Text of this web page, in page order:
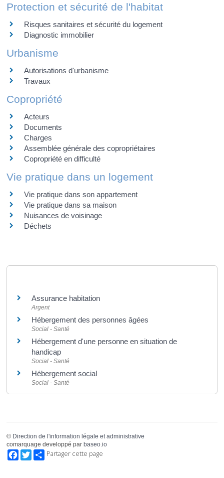
Protection et sécurité de l'habitat
Risques sanitaires et sécurité du logement
Diagnostic immobilier
Urbanisme
Autorisations d'urbanisme
Travaux
Copropriété
Acteurs
Documents
Charges
Assemblée générale des copropriétaires
Copropriété en difficulté
Vie pratique dans un logement
Vie pratique dans son appartement
Vie pratique dans sa maison
Nuisances de voisinage
Déchets
Assurance habitation
Argent
Hébergement des personnes âgées
Social - Santé
Hébergement d'une personne en situation de
handicap
Social - Santé
Hébergement social
Social - Santé
© Direction de l'information légale et administrative
comarquage developpé par baseo.io
Facebook
TwitterPartager cette page